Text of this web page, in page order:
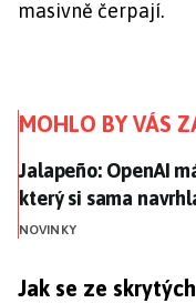
masivně čerpají.
MOHLO BY VÁS
Jalapeño: OpenAI
Jalapeño: OpenAI
který si sama
NOVINKY
Jak se ze